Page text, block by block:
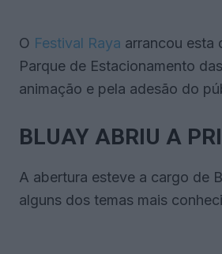
O Festival Raya arrancou esta
Parque de Estacionamento
animação e pela adesão do
BLUAY ABRIU A
A abertura esteve a cargo de
alguns dos temas mais